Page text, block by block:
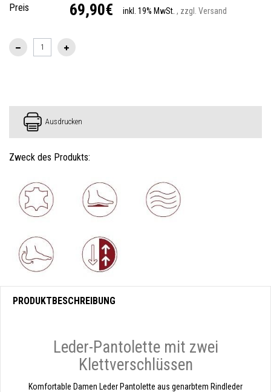
Preis 69,90€ inkl. 19% MwSt. , zzgl. Versand
Ausdrucken
Zweck des Produkts:
PRODUKTBESCHREIBUNG
Leder-Pantolette mit zwei
Klettverschlüssen
Komfortable Damen Leder Pantolette aus genarbtem Rindleder